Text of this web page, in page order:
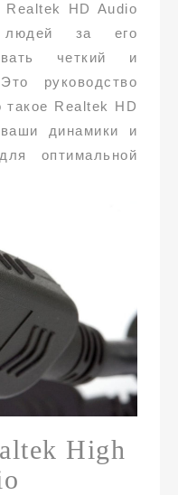
Realtek HD Audio
людей за его
четкий и
руководство
Realtek HD
динамики и
оптимальной
High